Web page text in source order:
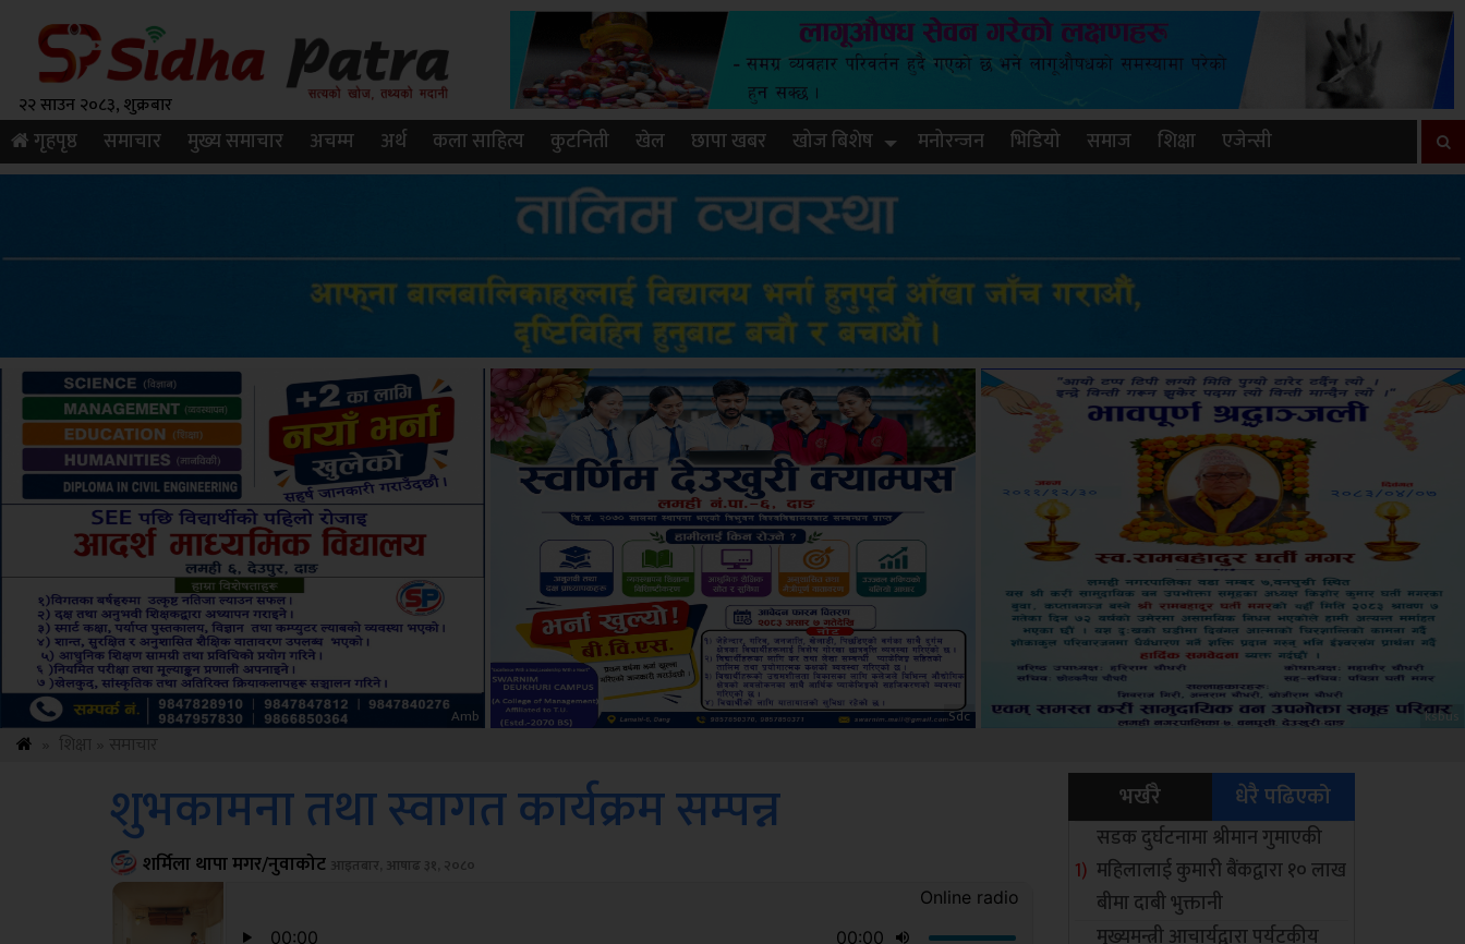
२२ साउन २०८३, शुक्रबार
गृहपृष्ठ समाचार मुख्य समाचार अचम्म अर्थ कला साहित्य कुटनिती खेल छापा खबर खोज बिशेष मनोरन्जन भिडियो समाज शिक्षा एजेन्सी
Sdc ksbus Amb
शुभकामना तथा स्वागत कार्यक्रम सम्पन्न
शर्मिला थापा मगर/नुवाकोट आइतबार, आषाढ ३१, २०८०
भर्खरै धेरै पढिएको
सडक दुर्घटनामा श्रीमान गुमाएकी
महिलालाई कुमारी बैंकद्वारा १० लाख
बीमा दाबी भुक्तानी
मुख्यमन्त्री आचार्यद्वारा पर्यटकीय